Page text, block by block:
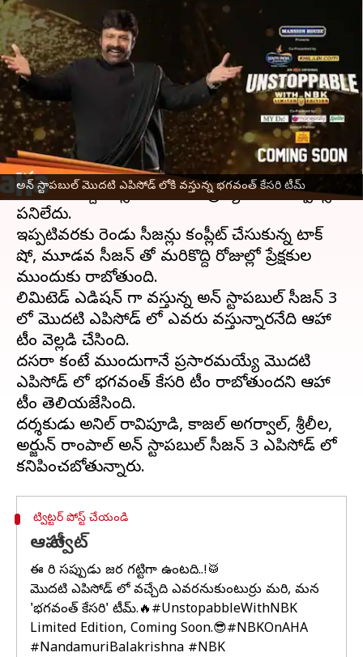
అన్ స్టాపబుల్ మొదటి ఎపిసోడ్ లోకి వస్తున్న భగవంత్ కేసరి టీమ్
అన్ స్టాపబుల్ సీజన్ 3: మొదటి
ఎపిసోడ్ లో అతిథులుగా ఎవరు
వస్తున్నారంటే?
వ్రాసిన వారు Sriram Pranateja Oct 09, 2023 03:32 pm
ఈ వార్తాకథనం ఏంటి
బాలకృష్ణ పోస్ట్ గా వ్యవహరించినఅన్ స్టాపబుల్టాక్
షో ఎంత పెద్ద సక్సెస్ అయిందో ప్రత్యేకంగా చెప్పాల్సిన
పనిలేదు.
ఇప్పటివరకు రెండు సీజన్లు కంప్లీట్ చేసుకున్న టాక్
షో, మూడవ సీజన్ తో మరికొద్ది రోజుల్లో ప్రేక్షకుల
ముందుకు రాబోతుంది.
లిమిటెడ్ ఎడిషన్ గా వస్తున్న అన్ స్టాపబుల్ సీజన్ 3
లో మొదటి ఎపిసోడ్ లో ఎవరు వస్తున్నారనేది ఆహా
టీం వెల్లడి చేసింది.
దసరా కంటే ముందుగానే ప్రసారమయ్యే మొదటి
ఎపిసోడ్ లో భగవంత్ కేసరి టీం రాబోతుందని ఆహా
టీం తెలియజేసింది.
దర్శకుడు అనిల్ రావిపూడి, కాజల్ అగర్వాల్, శ్రీలీల,
అర్జున్ రాంపాల్ అన్ స్టాపబుల్ సీజన్ 3 ఎపిసోడ్ లో
ట్విట్టర్ పోస్ట్ చేయండి
ఆహా ట్వీట్
ఈ సారి సప్పుడు జర గట్టిగా ఉంటది..!🥁
మొదటి ఎపిసోడ్ లో వచ్చేది ఎవరనుకుంటుర్రు మరి, మన
'భగవంత్ కేసరి' టీమ్.🔥#UnstopabbleWithNBK
Limited Edition, Coming Soon.😎#NBKOnAHA
#NandamuriBalakrishna #NBK